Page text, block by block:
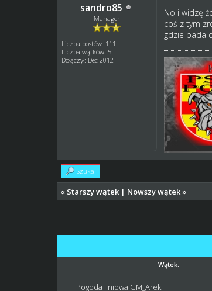
sandro85
Manager
Liczba postów: 111
Liczba wątków: 5
Dołączył: Dec 2012
No i widzę
coś z tym
gdzie pada
Szukaj
« Starszy wątek | Nowszy wątek »
Wątek:
Pogoda liniowa GM_Arek